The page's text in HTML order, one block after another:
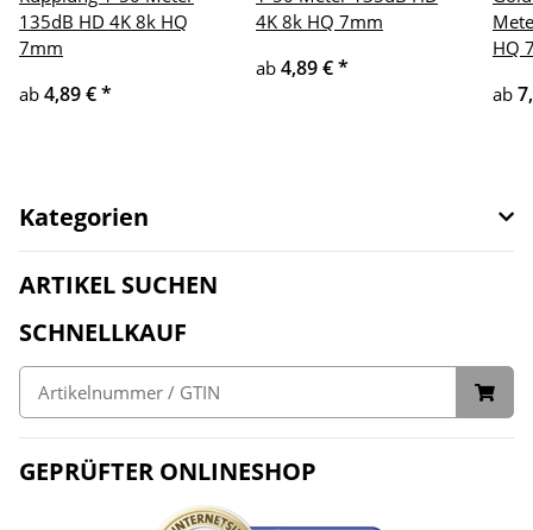
135dB HD 4K 8k HQ
7mm
ab 4,89 €*
4K 8k HQ 7mm
ab 4,89 €*
HQ
ab
Kategorien
ARTIKEL SUCHEN
SCHNELLKAUF
GEPRÜFTER ONLINESHOP